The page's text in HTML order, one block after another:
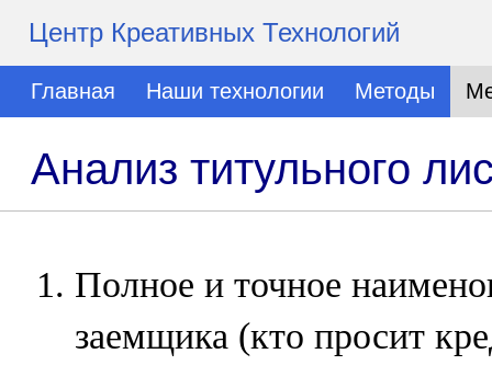
Центр Креативных Технологий
Главная Наши технологии Методы
Анализ титульного
Полное и точное
заемщика (кто просит